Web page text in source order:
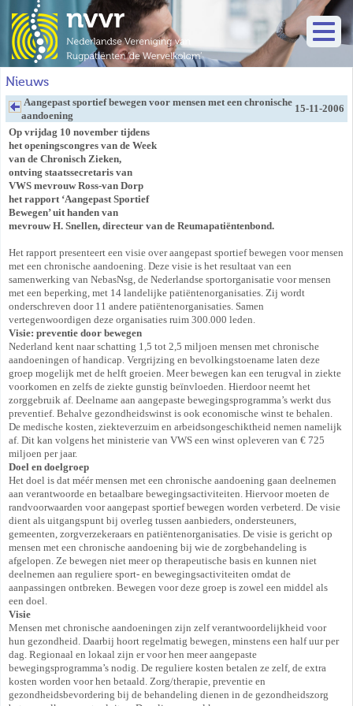
Nieuws
Aangepast sportief bewegen voor mensen met een chronische
aandoening
15-11-2006
Op vrijdag 10 november tijdens
het openingscongres van de Week
van de Chronisch Zieken,
ontving staatssecretaris van
VWS mevrouw Ross-van Dorp
het rapport ‘Aangepast Sportief
Bewegen’ uit handen van
mevrouw H. Snellen, directeur van de Reumapatiëntenbond.
Het rapport presenteert een visie over aangepast sportief bewegen voor mensen
met een chronische aandoening. Deze visie is het resultaat van een
samenwerking van NebasNsg, de Nederlandse sportorganisatie voor mensen
met een beperking, met 14 landelijke patiëntenorganisaties. Zij wordt
onderschreven door 11 andere patiëntenorganisaties. Samen
vertegenwoordigen deze organisaties ruim 300.000 leden.
Visie: preventie door bewegen
Nederland kent naar schatting 1,5 tot 2,5 miljoen mensen met chronische
aandoeningen of handicap. Vergrijzing en bevolkingstoename laten deze
groep mogelijk met de helft groeien. Meer bewegen kan een terugval in ziekte
voorkomen en zelfs de ziekte gunstig beïnvloeden. Hierdoor neemt het
zorggebruik af. Deelname aan aangepaste bewegingsprogramma’s werkt dus
preventief. Behalve gezondheidswinst is ook economische winst te behalen.
De medische kosten, ziekteverzuim en arbeidsongeschiktheid nemen namelijk
af. Dit kan volgens het ministerie van VWS een winst opleveren van € 725
miljoen per jaar.
Doel en doelgroep
Het doel is dat méér mensen met een chronische aandoening gaan deelnemen
aan verantwoorde en betaalbare bewegingsactiviteiten. Hiervoor moeten de
randvoorwaarden voor aangepast sportief bewegen worden verbeterd. De visie
dient als uitgangspunt bij overleg tussen aanbieders, ondersteuners,
gemeenten, zorgverzekeraars en patiëntenorganisaties. De visie is gericht op
mensen met een chronische aandoening bij wie de zorgbehandeling is
afgelopen. Ze bewegen niet meer op therapeutische basis en kunnen niet
deelnemen aan reguliere sport- en bewegingsactiviteiten omdat de
aanpassingen ontbreken. Bewegen voor deze groep is zowel een middel als
een doel.
Visie
Mensen met chronische aandoeningen zijn zelf verantwoordelijkheid voor
hun gezondheid. Daarbij hoort regelmatig bewegen, minstens een half uur per
dag. Regionaal en lokaal zijn er voor hen meer aangepaste
bewegingsprogramma’s nodig. De reguliere kosten betalen ze zelf, de extra
kosten worden voor hen betaald. Zorg/therapie, preventie en
gezondheidsbevordering bij de behandeling dienen in de gezondheidszorg